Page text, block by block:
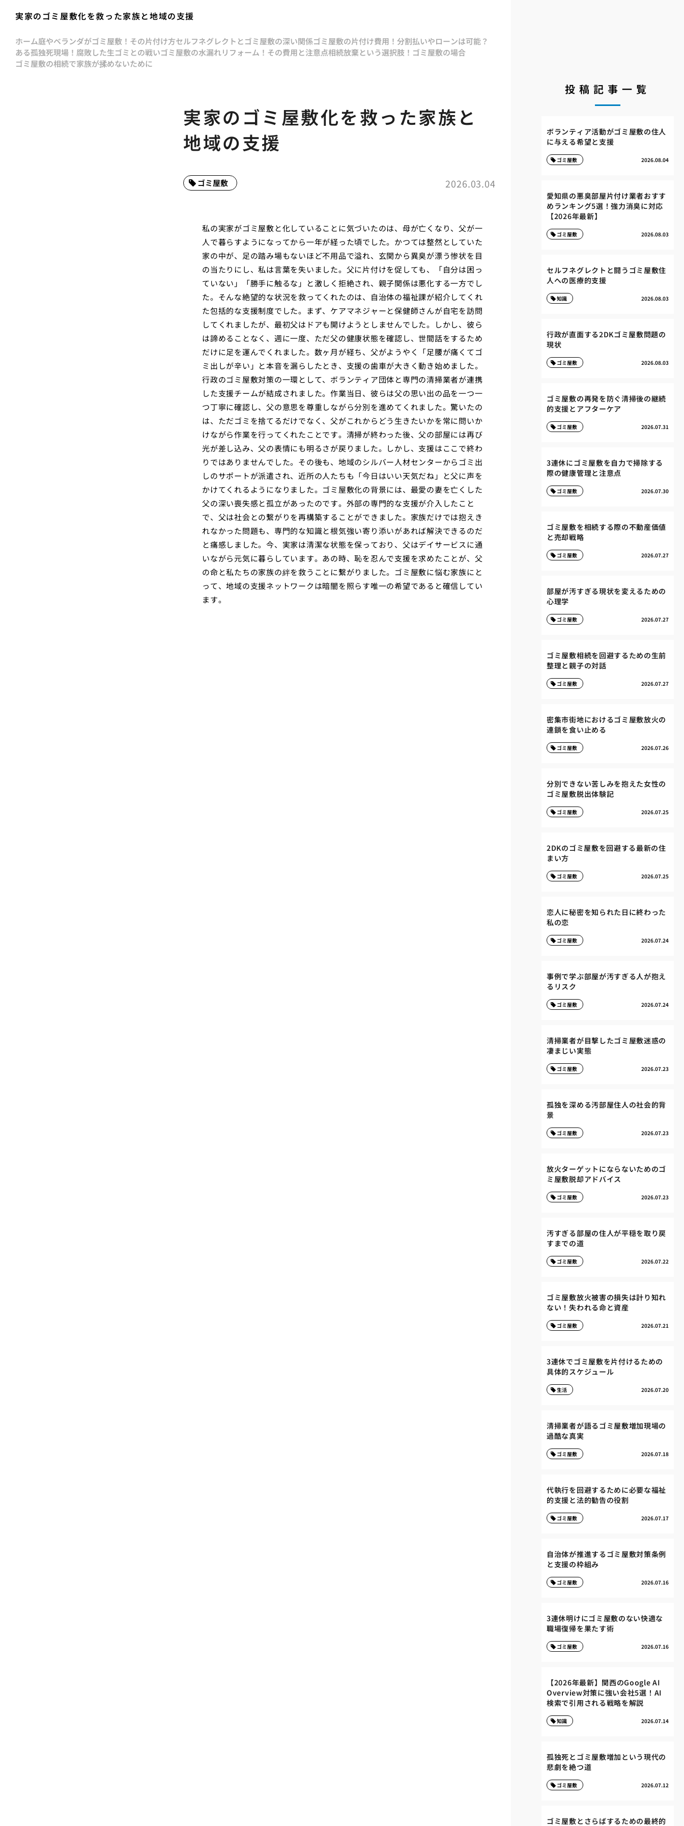
実家のゴミ屋敷化を救った家族と地域の支援
ホーム庭やベランダがゴミ屋敷！その片付け方セルフネグレクトとゴミ屋敷の深い関係ゴミ屋敷の片付け費用！分割払いやローンは可能？
ある孤独死現場！腐敗した生ゴミとの戦いゴミ屋敷の水漏れリフォーム！その費用と注意点相続放棄という選択肢！ゴミ屋敷の場合
ゴミ屋敷の相続で家族が揉めないために
実家のゴミ屋敷化を救った家族と
地域の支援
2026.03.04
ゴミ屋敷
私の実家がゴミ屋敷と化していることに気づいたのは、母が亡くなり、父が一
人で暮らすようになってから一年が経った頃でした。かつては整然としていた
家の中が、足の踏み場もないほど不用品で溢れ、玄関から異臭が漂う惨状を目
の当たりにし、私は言葉を失いました。父に片付けを促しても、「自分は困っ
ていない」「勝手に触るな」と激しく拒絶され、親子関係は悪化する一方でし
た。そんな絶望的な状況を救ってくれたのは、自治体の福祉課が紹介してくれ
た包括的な支援制度でした。まず、ケアマネジャーと保健師さんが自宅を訪問
してくれましたが、最初父はドアも開けようとしませんでした。しかし、彼ら
は諦めることなく、週に一度、ただ父の健康状態を確認し、世間話をするため
だけに足を運んでくれました。数ヶ月が経ち、父がようやく「足腰が痛くてゴ
ミ出しが辛い」と本音を漏らしたとき、支援の歯車が大きく動き始めました。
行政のゴミ屋敷対策の一環として、ボランティア団体と専門の清掃業者が連携
した支援チームが結成されました。作業当日、彼らは父の思い出の品を一つ一
つ丁寧に確認し、父の意思を尊重しながら分別を進めてくれました。驚いたの
は、ただゴミを捨てるだけでなく、父がこれからどう生きたいかを常に問いか
けながら作業を行ってくれたことです。清掃が終わった後、父の部屋には再び
光が差し込み、父の表情にも明るさが戻りました。しかし、支援はここで終わ
りではありませんでした。その後も、地域のシルバー人材センターからゴミ出
しのサポートが派遣され、近所の人たちも「今日はいい天気だね」と父に声を
かけてくれるようになりました。ゴミ屋敷化の背景には、最愛の妻を亡くした
父の深い喪失感と孤立があったのです。外部の専門的な支援が介入したこと
で、父は社会との繋がりを再構築することができました。家族だけでは抱えき
れなかった問題も、専門的な知識と根気強い寄り添いがあれば解決できるのだ
と痛感しました。今、実家は清潔な状態を保っており、父はデイサービスに通
いながら元気に暮らしています。あの時、恥を忍んで支援を求めたことが、父
の命と私たちの家族の絆を救うことに繋がりました。ゴミ屋敷に悩む家族にと
って、地域の支援ネットワークは暗闇を照らす唯一の希望であると確信してい
ます。
投稿記事一覧
ボランティア活動がゴミ屋敷の住人
に与える希望と支援
2026.08.04
ゴミ屋敷
愛知県の悪臭部屋片付け業者おすす
めランキング5選！強力消臭に対応
【2026年最新】
2026.08.03
ゴミ屋敷
セルフネグレクトと闘うゴミ屋敷住
人への医療的支援
2026.08.03
知識
行政が直面する2DKゴミ屋敷問題の
現状
2026.08.03
ゴミ屋敷
ゴミ屋敷の再発を防ぐ清掃後の継続
的支援とアフターケア
2026.07.31
ゴミ屋敷
3連休にゴミ屋敷を自力で掃除する
際の健康管理と注意点
2026.07.30
ゴミ屋敷
ゴミ屋敷を相続する際の不動産価値
と売却戦略
2026.07.27
ゴミ屋敷
部屋が汚すぎる現状を変えるための
心理学
2026.07.27
ゴミ屋敷
ゴミ屋敷相続を回避するための生前
整理と親子の対話
2026.07.27
ゴミ屋敷
密集市街地におけるゴミ屋敷放火の
連鎖を食い止める
2026.07.26
ゴミ屋敷
分別できない苦しみを抱えた女性の
ゴミ屋敷脱出体験記
2026.07.25
ゴミ屋敷
2DKのゴミ屋敷を回避する最新の住
まい方
2026.07.25
ゴミ屋敷
恋人に秘密を知られた日に終わった
私の恋
2026.07.24
ゴミ屋敷
事例で学ぶ部屋が汚すぎる人が抱え
るリスク
2026.07.24
ゴミ屋敷
清掃業者が目撃したゴミ屋敷迷惑の
凄まじい実態
2026.07.23
ゴミ屋敷
孤独を深める汚部屋住人の社会的背
景
2026.07.23
ゴミ屋敷
放火ターゲットにならないためのゴ
ミ屋敷脱却アドバイス
2026.07.23
ゴミ屋敷
汚すぎる部屋の住人が平穏を取り戻
すまでの道
2026.07.22
ゴミ屋敷
ゴミ屋敷放火被害の損失は計り知れ
ない！失われる命と資産
2026.07.21
ゴミ屋敷
3連休でゴミ屋敷を片付けるための
具体的スケジュール
2026.07.20
生活
清掃業者が語るゴミ屋敷増加現場の
過酷な真実
2026.07.18
ゴミ屋敷
代執行を回避するために必要な福祉
的支援と法的勧告の役割
2026.07.17
ゴミ屋敷
自治体が推進するゴミ屋敷対策条例
と支援の枠組み
2026.07.16
ゴミ屋敷
3連休明けにゴミ屋敷のない快適な
職場復帰を果たす術
2026.07.16
ゴミ屋敷
【2026年最新】関西のGoogle AI
Overview対策に強い会社5選！AI
検索で引用される戦略を解説
2026.07.14
知識
孤独死とゴミ屋敷増加という現代の
悲劇を絶つ道
2026.07.12
ゴミ屋敷
ゴミ屋敷とさらばするための最終的